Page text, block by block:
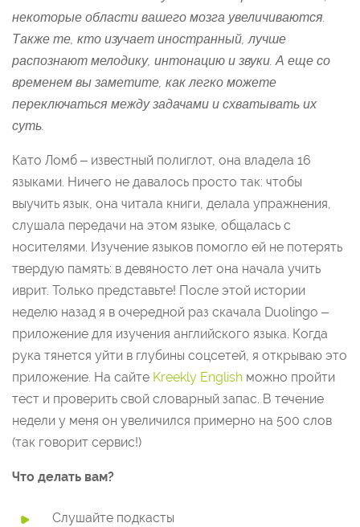
некоторые области вашего мозга увеличиваются.
Также те, кто изучает иностранный, лучше
распознают мелодику, интонацию и звуки. А еще со
временем вы заметите, как легко можете
переключаться между задачами и схватывать их
суть.
Като Ломб – известный полиглот, она владела 16
языками. Ничего не давалось просто так: чтобы
выучить язык, она читала книги, делала упражнения,
слушала передачи на этом языке, общалась с
носителями. Изучение языков помогло ей не потерять
твердую память: в девяносто лет она начала учить
иврит. Только представьте! После этой истории
неделю назад я в очередной раз скачала Duolingo –
приложение для изучения английского языка. Когда
рука тянется уйти в глубины соцсетей, я открываю это
приложение. На сайте Kreekly English можно пройти
тест и проверить свой словарный запас. В течение
недели у меня он увеличился примерно на 500 слов
(так говорит сервис!)
Что делать вам?
Слушайте подкасты